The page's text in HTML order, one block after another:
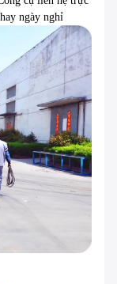
ngày nghỉ